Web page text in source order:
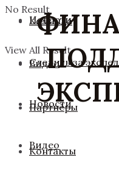
Новости
Видео
Партнёры
Контакты
Команда
Следить за
Новости
Видео
No Result
View All Result